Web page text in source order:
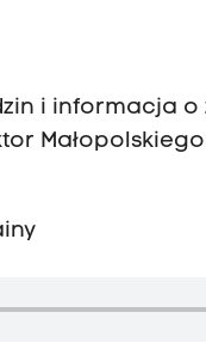
i informacja o
Małopolskiego